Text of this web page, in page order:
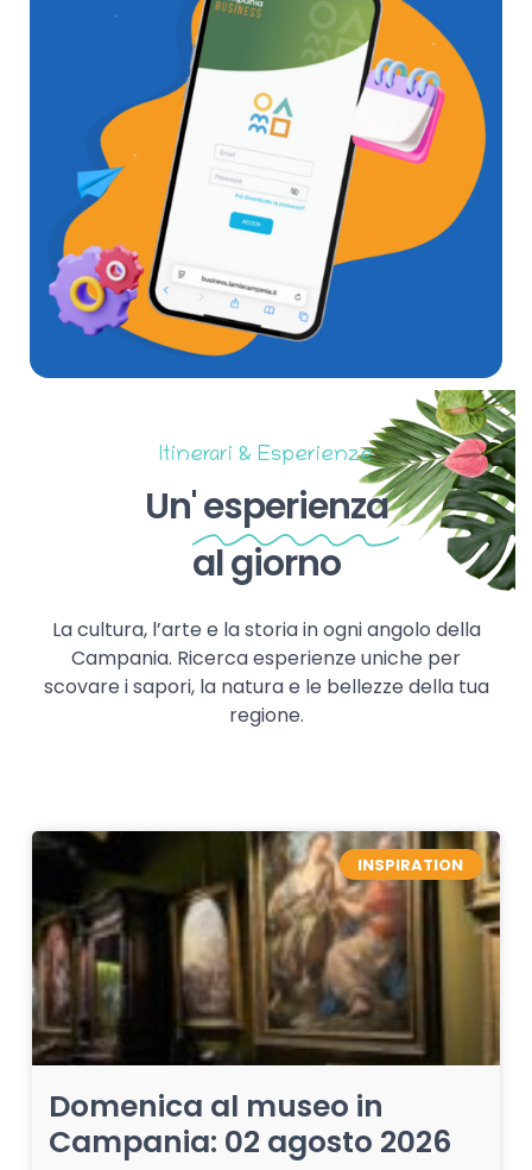
Itinerari & Esperienze
Un'esperienza
al giorno
La cultura, l’arte e la storia in ogni angolo della
Campania. Ricerca esperienze uniche per
scovare i sapori, la natura e le bellezze della tua
regione.
INSPIRATION
Domenica al museo in
Campania: 02 agosto 2026